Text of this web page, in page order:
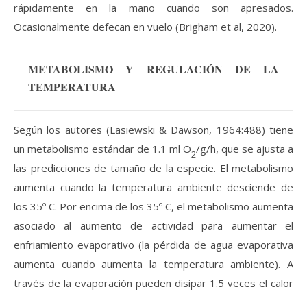
rápidamente en la mano cuando son apresados.
Ocasionalmente defecan en vuelo (Brigham et al, 2020).
METABOLISMO Y REGULACIÓN DE LA
TEMPERATURA
Según los autores (Lasiewski & Dawson, 1964:488) tiene
un metabolismo estándar de 1.1 ml O2/g/h, que se ajusta a
las predicciones de tamaño de la especie. El metabolismo
aumenta cuando la temperatura ambiente desciende de
los 35º C. Por encima de los 35º C, el metabolismo aumenta
asociado al aumento de actividad para aumentar el
enfriamiento evaporativo (la pérdida de agua evaporativa
aumenta cuando aumenta la temperatura ambiente). A
través de la evaporación pueden disipar 1.5 veces el calor